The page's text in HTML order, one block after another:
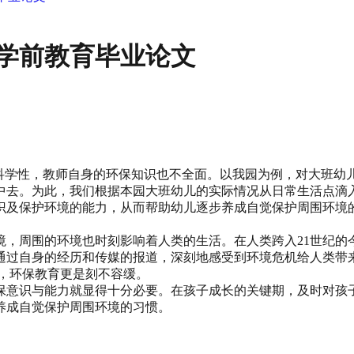
前教育毕业论文
性，教师自身的环保知识也不全面。以我园为例，对大班
。为此，我们根据本园大班幼儿的实际情况从日常生活点
保护环境的能力，从而帮助幼儿逐步养成自觉保护周围环境
周围的环境也时刻影响着人类的生活。在人类跨入21世纪
自身的经历和传媒的报道，深刻地感受到环境危机给人类
保教育更是刻不容缓。
识与能力就显得十分必要。在孩子成长的关键期，及时对
自觉保护周围环境的习惯。